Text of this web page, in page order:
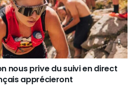
nous prive du suivi en direct
apprécieront